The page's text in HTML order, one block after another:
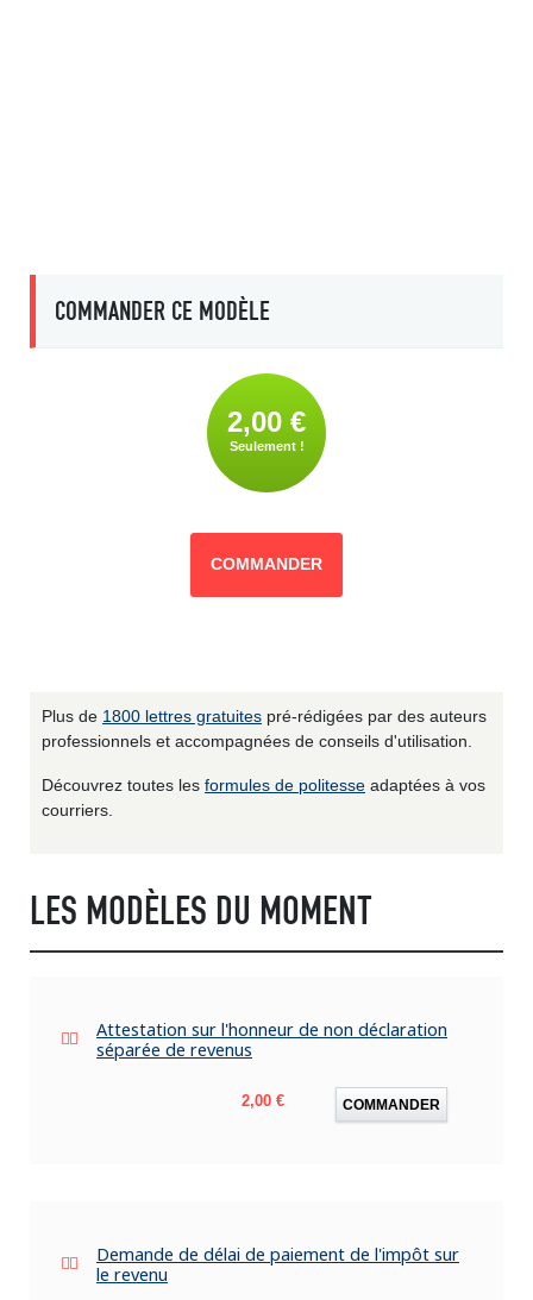
COMMANDER CE MODÈLE
2,00 €
Seulement !
COMMANDER
Plus de 1800 lettres gratuites pré-rédigées par des auteurs
professionnels et accompagnées de conseils d'utilisation.
Découvrez toutes les formules de politesse adaptées à vos
courriers.
LES MODÈLES DU MOMENT
Attestation sur l'honneur de non déclaration
séparée de revenus
Prix
2,00 € COMMANDER
Demande de délai de paiement de l'impôt sur
le revenu